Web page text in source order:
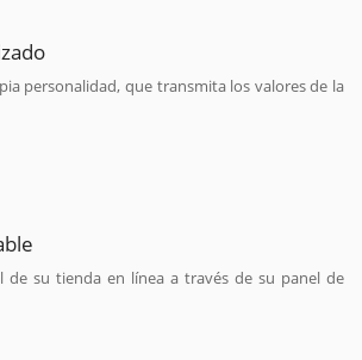
personalidad, que transmita los valores de la
de su tienda en línea a través de su panel de